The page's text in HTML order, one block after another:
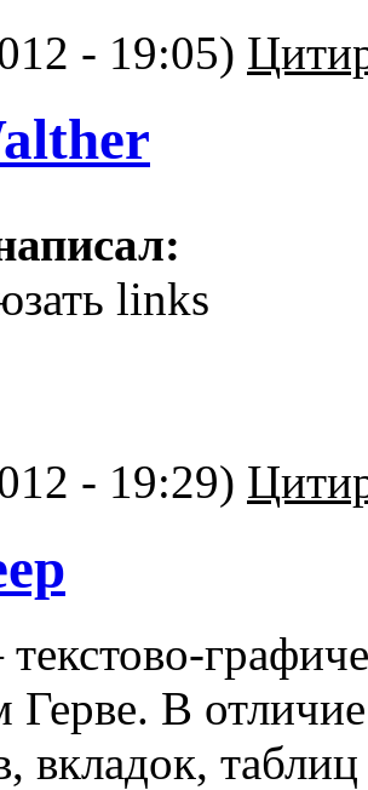
- 19:05)
links
- 19:29)
Герве. В
вкладок,